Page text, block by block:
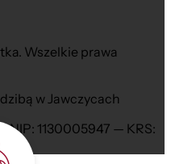
Wszelkie prawa
w Jawczycach
NIP: 1130005947 — KRS: